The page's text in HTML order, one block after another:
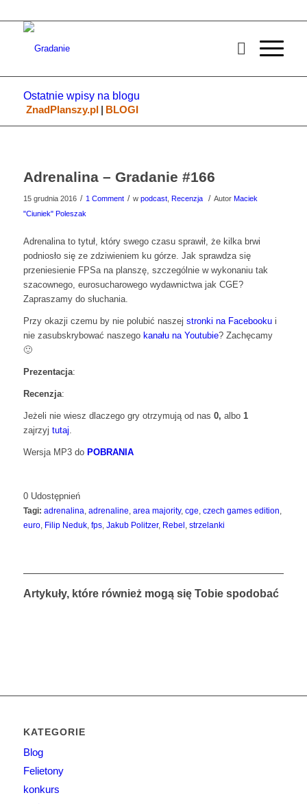
Ostatnie wpisy na blogu
ZnadPlanszy.pl | BLOGI
Adrenalina – Gradanie #166
15 grudnia 2016 / 1 Comment / w podcast, Recenzja / Autor Maciek
"Ciuniek" Poleszak
Adrenalina to tytuł, który swego czasu sprawił, że kilka brwi
podniosło się ze zdziwieniem ku górze. Jak sprawdza się
przeniesienie FPSa na planszę, szczególnie w wykonaniu tak
szacownego, eurosucharowego wydawnictwa jak CGE?
Zapraszamy do słuchania.
Przy okazji czemu by nie polubić naszej stronki na Facebookui
nie zasubskrybować naszego kanału na Youtubie? Zachęcamy
🙂
Prezentacja:
Recenzja:
Jeżeli nie wiesz dlaczego gry otrzymują od nas 0, albo 1
zajrzyj tutaj.
Wersja MP3 do POBRANIA
0 Udostępnień
Tagi: adrenalina adrenaline area majority, cge czech games edition
euro, Filip Neduk, fps, Jakub Politzer, Rebel strzelanki
Artykuły, które również mogą się Tobie spodobać
KATEGORIE
Blog
Felietony
konkurs